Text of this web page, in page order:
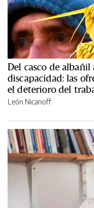
Del casco de
discapacidad: las
el deterioro del
León Nicanoff